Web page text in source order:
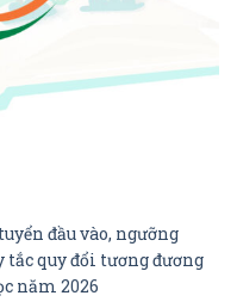
đầu vào, ngưỡng
tắc quy đổi tương đương
năm 2026